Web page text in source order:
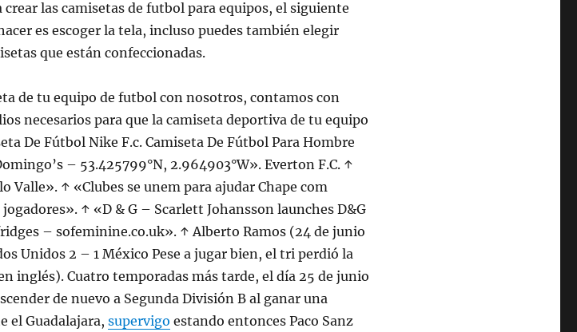
crear las camisetas de futbol para equipos, el siguiente
es escoger la tela, incluso puedes también elegir
que están confeccionadas.
de tu equipo de futbol con nosotros, contamos con
necesarios para que la camiseta deportiva de tu equipo
De Fútbol Nike F.c. Camiseta De Fútbol Para Hombre
– 53.425799°N, 2.964903°W». Everton F.C. ↑
Valle». ↑ «Clubes se unem para ajudar Chape com
↑ «D & G – Scarlett Johansson launches D&G
– sofeminine.co.uk». ↑ Alberto Ramos (24 de junio
Unidos 2 – 1 México Pese a jugar bien, el tri perdió la
inglés). Cuatro temporadas más tarde, el día 25 de junio
de nuevo a Segunda División B al ganar una
el Guadalajara,supervigo estando entonces Paco Sanz